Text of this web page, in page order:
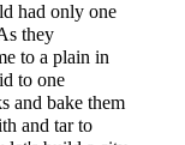
had only one
they
to a plain in
to one
and bake them
and tar to